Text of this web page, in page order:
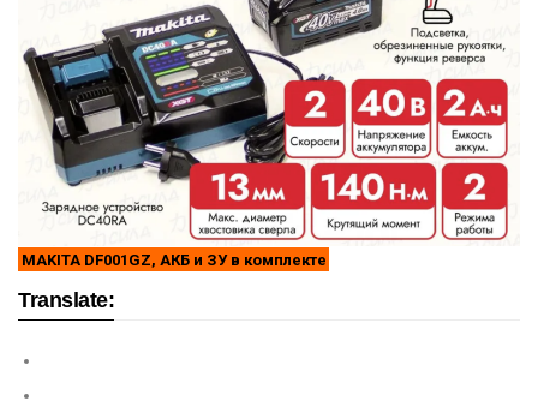
MAKITA DF001GZ, АКБ и ЗУ в комплекте
Translate: